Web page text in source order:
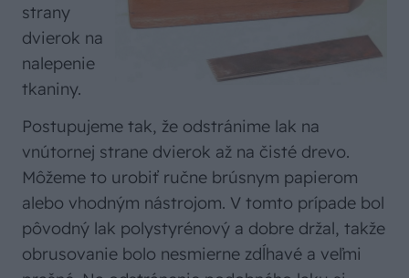
strany
dvierok na
nalepenie
tkaniny.
Postupujeme tak, že odstránime lak na
vnútornej strane dvierok až na čisté drevo.
Môžeme to urobiť ručne brúsnym papierom
alebo vhodným nástrojom. V tomto prípade bol
pôvodný lak polystyrénový a dobre držal, takže
obrusovanie bolo nesmierne zdĺhavé a veľmi